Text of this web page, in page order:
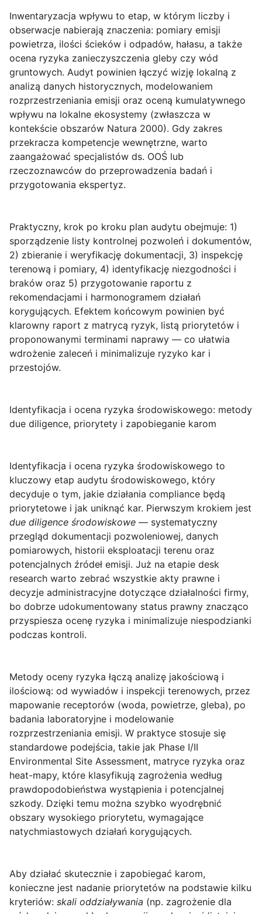
Inwentaryzacja wpływu to etap, w którym liczby i
obserwacje nabierają znaczenia: pomiary emisji
powietrza, ilości ścieków i odpadów, hałasu, a także
ocena ryzyka zanieczyszczenia gleby czy wód
gruntowych. Audyt powinien łączyć wizję lokalną z
analizą danych historycznych, modelowaniem
rozprzestrzeniania emisji oraz oceną kumulatywnego
wpływu na lokalne ekosystemy (zwłaszcza w
kontekście obszarów Natura 2000). Gdy zakres
przekracza kompetencje wewnętrzne, warto
zaangażować specjalistów ds. OOŚ lub
rzeczoznawców do przeprowadzenia badań i
przygotowania ekspertyz.
Praktyczny, krok po kroku plan audytu obejmuje: 1)
sporządzenie listy kontrolnej pozwoleń i dokumentów,
2) zbieranie i weryfikację dokumentacji, 3) inspekcję
terenową i pomiary, 4) identyfikację niezgodności i
braków oraz 5) przygotowanie raportu z
rekomendacjami i harmonogramem działań
korygujących. Efektem końcowym powinien być
klarowny raport z matrycą ryzyk, listą priorytetów i
proponowanymi terminami naprawy — co ułatwia
wdrożenie zaleceń i minimalizuje ryzyko kar i
przestojów.
Identyfikacja i ocena ryzyka środowiskowego: metody
due diligence, priorytety i zapobieganie karom
Identyfikacja i ocena ryzyka środowiskowego to
kluczowy etap audytu środowiskowego, który
decyduje o tym, jakie działania compliance będą
priorytetowe i jak uniknąć kar. Pierwszym krokiem jest
due diligence środowiskowe — systematyczny
przegląd dokumentacji pozwoleniowej, danych
pomiarowych, historii eksploatacji terenu oraz
potencjalnych źródeł emisji. Już na etapie desk
research warto zebrać wszystkie akty prawne i
decyzje administracyjne dotyczące działalności firmy,
bo dobrze udokumentowany status prawny znacząco
przyspiesza ocenę ryzyka i minimalizuje niespodzianki
podczas kontroli.
Metody oceny ryzyka łączą analizę jakościową i
ilościową: od wywiadów i inspekcji terenowych, przez
mapowanie receptorów (woda, powietrze, gleba), po
badania laboratoryjne i modelowanie
rozprzestrzeniania emisji. W praktyce stosuje się
standardowe podejścia, takie jak Phase I/II
Environmental Site Assessment, matryce ryzyka oraz
heat-mapy, które klasyfikują zagrożenia według
prawdopodobieństwa wystąpienia i potencjalnej
szkody. Dzięki temu można szybko wyodrębnić
obszary wysokiego priorytetu, wymagające
natychmiastowych działań korygujących.
Aby działać skutecznie i zapobiegać karom,
konieczne jest nadanie priorytetów na podstawie kilku
kryteriów: skali oddziaływania (np. zagrożenie dla